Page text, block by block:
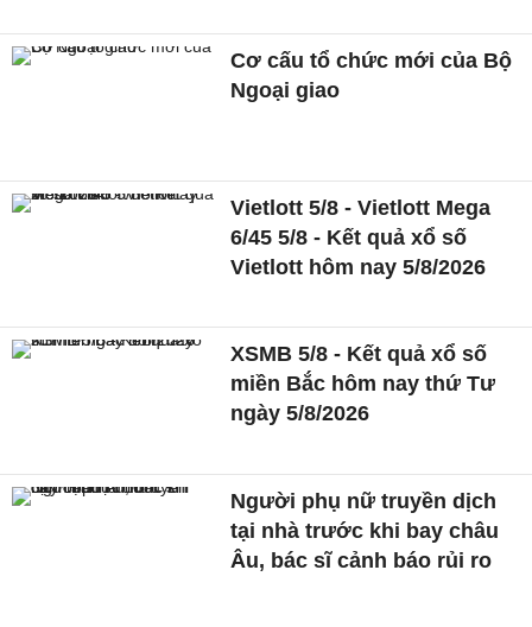
Cơ cấu tổ chức mới của Bộ
Ngoại giao
Vietlott 5/8 - Vietlott Mega
6/45 5/8 - Kết quả xổ số
Vietlott hôm nay 5/8/2026
XSMB 5/8 - Kết quả xổ số
miền Bắc hôm nay thứ Tư
ngày 5/8/2026
Người phụ nữ truyền dịch
tại nhà trước khi bay châu
Âu, bác sĩ cảnh báo rủi ro